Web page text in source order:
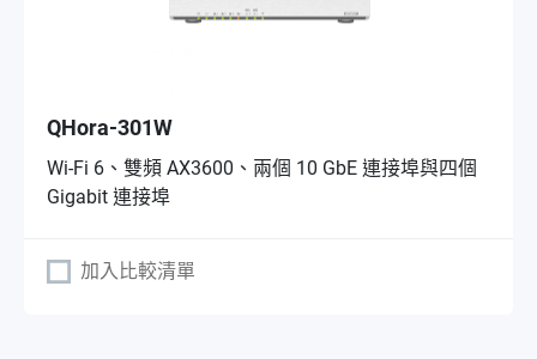
QHora-301W
Wi-Fi 6、雙頻 AX3600、兩個 10 GbE 連接埠與四個
Gigabit 連接埠
加入比較清單